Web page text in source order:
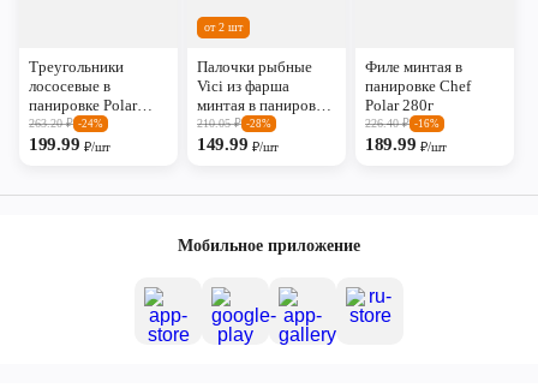
Треугольники
лососевые в
панировке Polar
500г
263.20₽ -24%
199.99 ₽/шт
от 2 шт
Палочки рыбные
Vici из фарша
минтая в панировке
450г
210.05₽ -28%
149.99 ₽/шт
Филе минтая в
панировке Chef
Polar 280г
226.40₽ -16%
189.99 ₽/шт
Мобильное приложение